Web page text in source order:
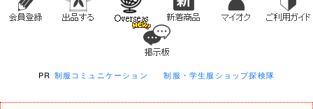
PR 制服コミュニケーション 制服・学生服ショップ探検隊